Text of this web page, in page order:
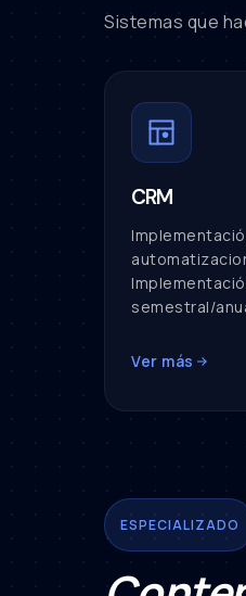
Sistemas que
CRM
semestral/
Ver más
ESPECIALIZADO